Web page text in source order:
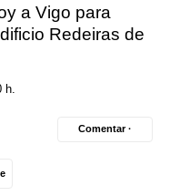
a Vigo para
Redeiras de
h.
Comentar ·